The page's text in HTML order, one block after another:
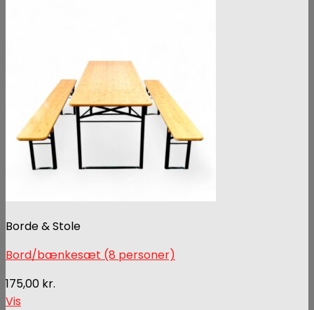
Borde & Stole
Bord/bænkesæt (8 personer)
175,00 kr.
Vis